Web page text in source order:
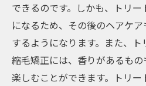
できるのです。しかも、トリ
になるため、その後のヘアケ
するようになります。また、
縮毛矯正には、香りがあるも
楽しむことができます。トリ